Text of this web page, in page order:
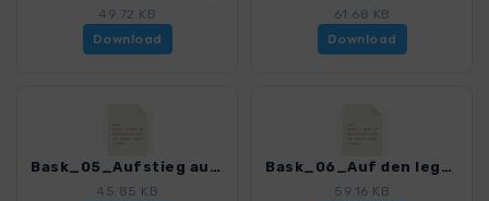
49.72 KB
Download
61.68 KB
Download
Bask_05_Aufstieg auf den Oketa_0252_1.gpx
45.85 KB
Bask_06_Auf den legendaeren Gipfel der Gorbeia_0252_1.gpx
59.16 KB